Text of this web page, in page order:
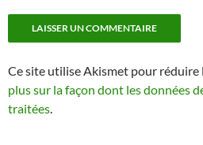
Ce site utilise Akismet pour réduire
plus sur la façon dont les données
traitées.